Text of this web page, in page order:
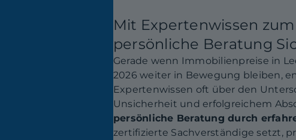
Mit Expertenwissen
persönliche Beratung
Gerade wenn Immobilienpreise in
2026 weiter in Bewegung bleiben,
Expertenwissen oft über den
Unsicherheit und erfolgreichem
persönliche Beratung durch
zertifizierte Sachverständige setzt,